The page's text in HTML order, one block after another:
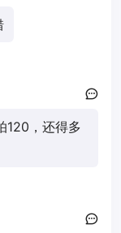
120，还得多